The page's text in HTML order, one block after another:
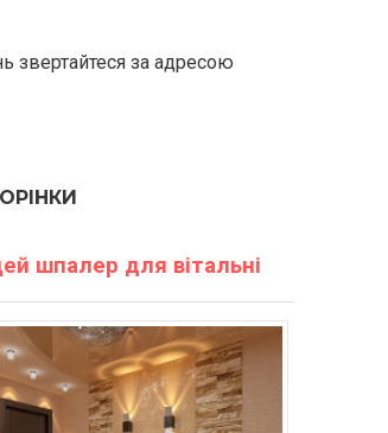
звертайтеся за адресою
шпалер для вітальні